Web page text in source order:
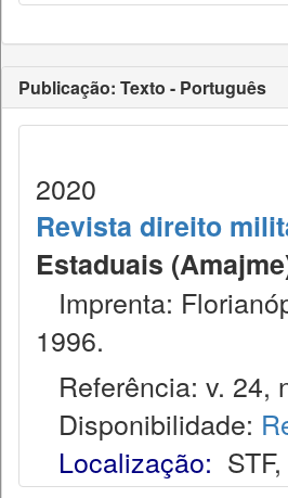
Publicação: Texto - Português
2020
Revista direito
Estaduais
Imprenta:
1996.
Referência: v. 24,
Disponibilidade:
Localização: STF,